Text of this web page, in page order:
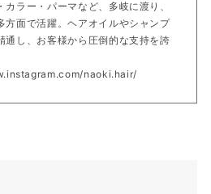
ラー・パーマなど、多岐に渡り、
方面で活躍。ヘアオイルやシャンプ
通し、お客様から圧倒的な支持を誇
naoki.hair/